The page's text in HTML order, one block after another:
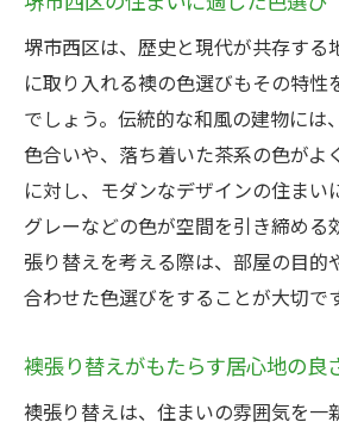
堺市西区は、歴史と現代が共存する
に取り入れる襖の色選びもその特性
でしょう。伝統的な和風の建物には
色合いや、落ち着いた茶系の色がよ
に対し、モダンなデザインの住まい
グレーなどの色が空間を引き締める
張り替えを考える際は、部屋の目的
合わせた色選びをすることが大切です
襖張り替えがもたらす居心地の良
襖張り替えは、住まいの雰囲気を一